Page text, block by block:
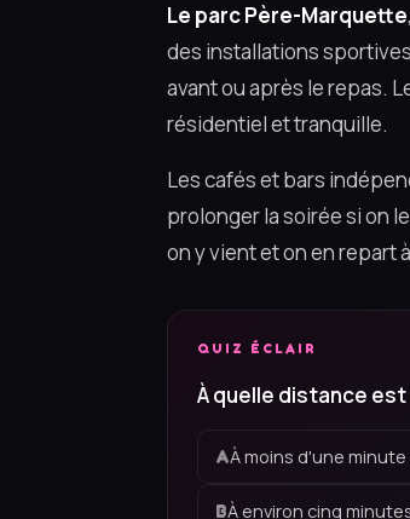
Le parc Père-Marquette
des installations
avant ou après le repas.
résidentiel et tranquille.
Les cafés et bars
prolonger la soirée si on
on y vient et on en repart
QUIZ ÉCLAIR
À quelle distance
AÀ moins d'une minute
BÀ environ cinq